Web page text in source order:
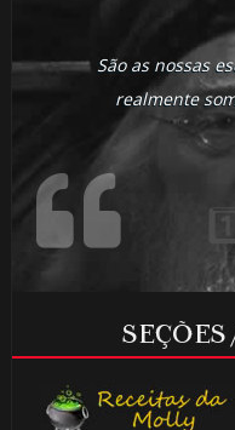
São as nossas
realmente
1️⃣ 8️⃣